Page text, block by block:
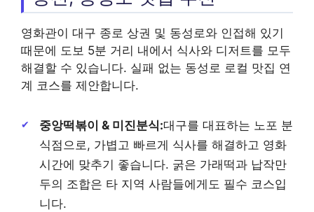
영화관이 대구 종로 상권 및 동성로와 인접해 있기
때문에 도보 5분 거리 내에서 식사와 디저트를 모두
해결할 수 있습니다. 실패 없는 동성로 로컬 맛집 연
계 코스를 제안합니다.
중앙떡볶이 & 미진분식:대구를 대표하는 노포 분
식점으로, 가볍고 빠르게 식사를 해결하고 영화
시간에 맞추기 좋습니다. 굵은 가래떡과 납작만
두의 조합은 타 지역 사람들에게도 필수 코스입
니다.